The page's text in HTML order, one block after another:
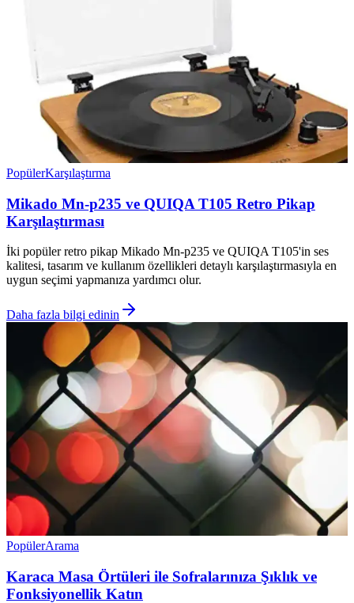
PopülerKarşılaştırma
Mikado Mn-p235 ve QUIQA T105 Retro Pikap
Karşılaştırması
İki popüler retro pikap Mikado Mn-p235 ve QUIQA T105'in ses
kalitesi, tasarım ve kullanım özellikleri detaylı karşılaştırmasıyla en
uygun seçimi yapmanıza yardımcı olur.
Daha fazla bilgi edinin
PopülerArama
Karaca Masa Örtüleri ile Sofralarınıza Şıklık ve
Fonksiyonellik Katın